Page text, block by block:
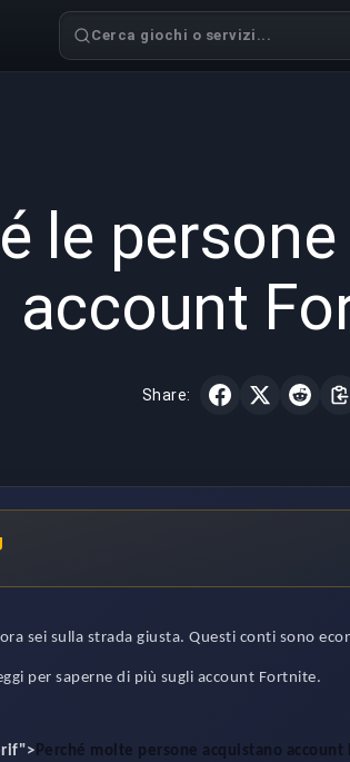
Cerca giochi o servizi...
le
account
Share:
sei sulla strada giusta. Questi conti sono
per saperne di più sugli account Fortnite.
Perché molte persone acquistano account